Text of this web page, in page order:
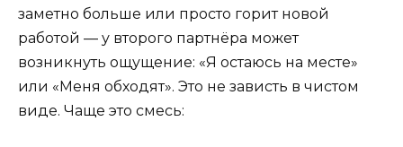
заметно больше или просто горит новой
работой — у второго партнёра может
возникнуть ощущение: «Я остаюсь на месте»
или «Меня обходят». Это не зависть в чистом
виде. Чаще это смесь: